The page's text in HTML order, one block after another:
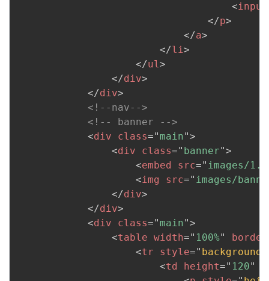
<input
</p>
</a>
</li>
</ul>
</div>
</div>
<!--nav-->
<!-- banner -->
<div class=" main">
<div class=" banner">
<embed src=" images/
<img src=" images/
</div>
</div>
<div class=" main">
<table width=" 100%" border
<tr style=" background
<td height=" 120"